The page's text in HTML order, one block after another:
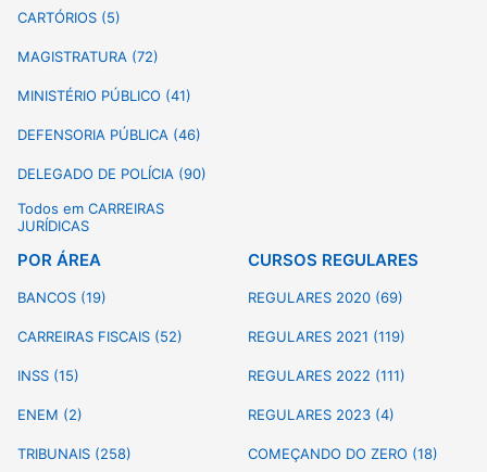
CARTÓRIOS (5)
MAGISTRATURA (72)
MINISTÉRIO PÚBLICO (41)
DEFENSORIA PÚBLICA (46)
DELEGADO DE POLÍCIA (90)
Todos em CARREIRAS
JURÍDICAS
POR ÁREA
BANCOS (19)
CARREIRAS FISCAIS (52)
INSS (15)
ENEM (2)
TRIBUNAIS (258)
CURSOS REGULARES
REGULARES 2020 (69)
REGULARES 2021 (119)
REGULARES 2022 (111)
REGULARES 2023 (4)
COMEÇANDO DO ZERO (18)